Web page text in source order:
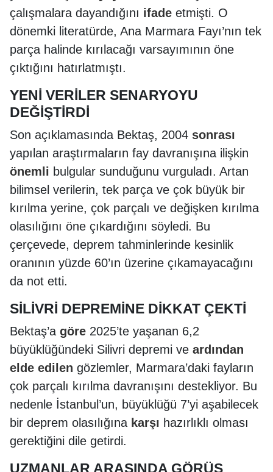
çalışmalara dayandığını ifade etmişti. O
dönemki literatürde, Ana Marmara Fayı’nın tek
parça halinde kırılacağı varsayımının öne
çıktığını hatırlatmıştı.
YENİ VERİLER SENARYOYU
DEĞİŞTİRDİ
Son açıklamasında Bektaş, 2004 sonrası
yapılan araştırmaların fay davranışına ilişkin
önemli bulgular sunduğunu vurguladı. Artan
bilimsel verilerin, tek parça ve çok büyük bir
kırılma yerine, çok parçalı ve değişken kırılma
olasılığını öne çıkardığını söyledi. Bu
çerçevede, deprem tahminlerinde kesinlik
oranının yüzde 60’ın üzerine çıkamayacağını
da not etti.
SİLİVRİ DEPREMİNE DİKKAT ÇEKTİ
Bektaş’a göre 2025’te yaşanan 6,2
büyüklüğündeki Silivri depremi ve ardından
elde edilen gözlemler, Marmara’daki fayların
çok parçalı kırılma davranışını destekliyor. Bu
nedenle İstanbul’un, büyüklüğü 7’yi aşabilecek
bir deprem olasılığına karşı hazırlıklı olması
gerektiğini dile getirdi.
UZMANLAR ARASINDA GÖRÜŞ